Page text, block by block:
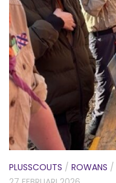
PLUSSCOUTS / ROWANS /